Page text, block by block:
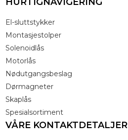
El-sluttstykker
Montasjestolper
Solenoidlås
Motorlås
Nødutgangsbeslag
Dørmagneter
Skaplås
Spesialsortiment
VÅRE KONTAKTDETALJER